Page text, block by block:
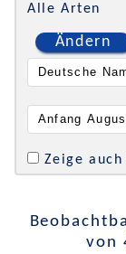
Alle Arten
Ändern
Zeige
von